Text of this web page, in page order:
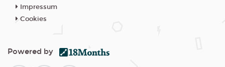
Impressum
Cookies
Powered by